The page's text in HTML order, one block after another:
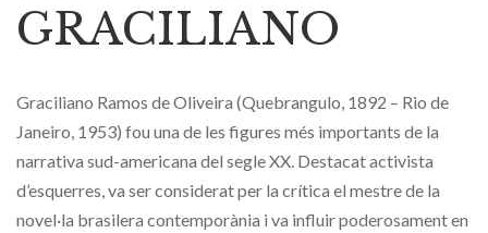
GRACILIANO
Graciliano Ramos de Oliveira (Quebrangulo, 1892 – Rio de
Janeiro, 1953) fou una de les figures més importants de la
narrativa sud-americana del segle XX. Destacat activista
d’esquerres, va ser considerat per la crítica el mestre de la
novel·la brasilera contemporània i va influir poderosament en